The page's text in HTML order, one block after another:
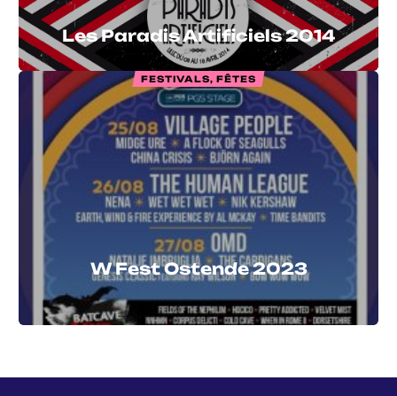
Les Paradis Artificiels 2014
FESTIVALS, FÊTES
W Fest Ostende 2023